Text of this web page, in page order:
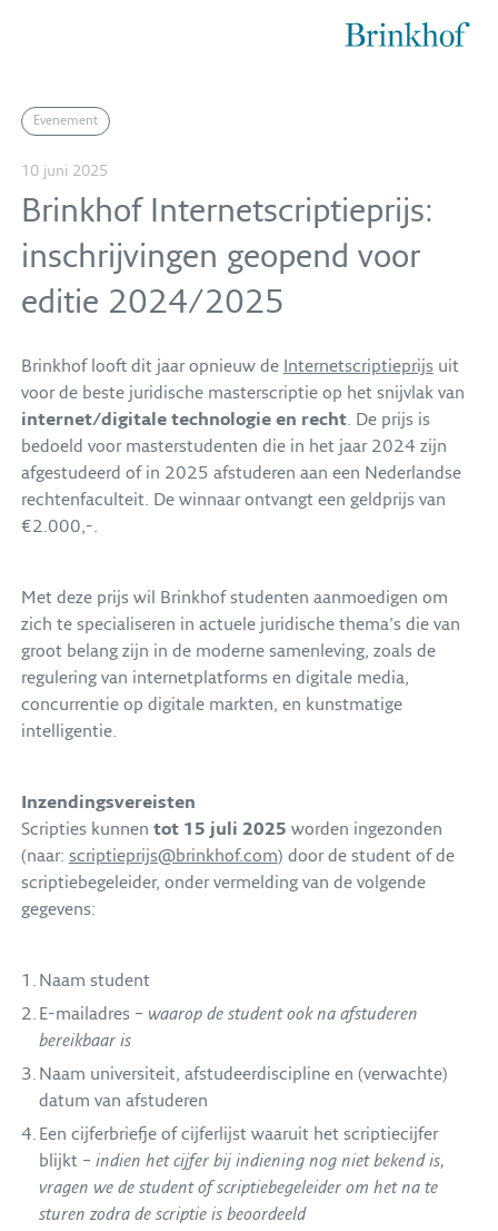
Brinkhof
Evenement
10 juni 2025
Brinkhof Internetscriptieprijs:
inschrijvingen geopend voor
editie 2024/2025
Brinkhof looft dit jaar opnieuw de Internetscriptieprijsuit
voor de beste juridische masterscriptie op het snijvlak van
internet/digitale technologie en recht. De prijs is
bedoeld voor masterstudenten die in het jaar 2024 zijn
afgestudeerd of in 2025 afstuderen aan een Nederlandse
rechtenfaculteit. De winnaar ontvangt een geldprijs van
€2.000,-.
Met deze prijs wil Brinkhof studenten aanmoedigen om
zich te specialiseren in actuele juridische thema’s die van
groot belang zijn in de moderne samenleving, zoals de
regulering van internetplatforms en digitale media,
concurrentie op digitale markten, en kunstmatige
intelligentie.
Inzendingsvereisten
Scripties kunnen tot 15 juli 2025 worden ingezonden
(naar: scriptieprijs@brinkhof.com) door de student of de
scriptiebegeleider, onder vermelding van de volgende
gegevens:
Naam student
E-mailadres – waarop de student ook na afstuderen
bereikbaar is
Naam universiteit, afstudeerdiscipline en (verwachte)
datum van afstuderen
Een cijferbriefje of cijferlijst waaruit het scriptiecijfer
blijkt – indien het cijfer bij indiening nog niet bekend is,
vragen we de student of scriptiebegeleider om het na te
sturen zodra de scriptie is beoordeeld